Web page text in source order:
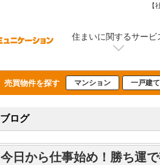
【
住まいに関するサービ
売買物件を探す マンション 一戸建て
ブログ
今日から仕事始め！勝ち運